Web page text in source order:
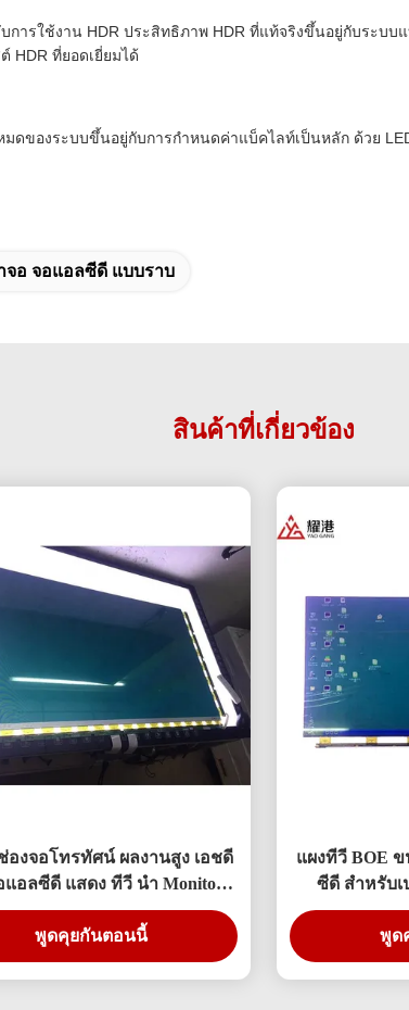
ารใช้งาน HDR ประสิทธิภาพ HDR ที่แท้จริงขึ้นอยู่กับระบ
HDR ที่ยอดเยี่ยมได้
ดของระบบขึ้นอยู่กับการกำหนดค่าแบ็คไลท์เป็นหลัก ด้วย
จอ จอแอลซีดี แบบราบ
สินค้าที่เกี่ยวข้อง
องจอโทรทัศน์ ผลงานสูง เอชดี
แอลซีดี แสดง ทีวี นำ Monitor
DV490FHB-NV0
พูดคุยกันตอนนี้
แผงทีวี BOE
ซีดี สำหรับ
พูด